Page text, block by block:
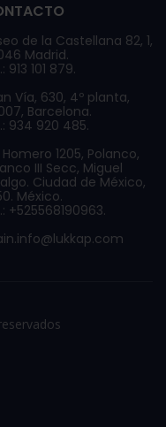
de la Castellana 82, 1,
Madrid.
913 101 879.
Vía, 630, 4º planta,
Barcelona.
934 920 485.
Homero 1205, Polanco,
III Secc, Miguel
Ciudad de México,
México.
+525568190963.